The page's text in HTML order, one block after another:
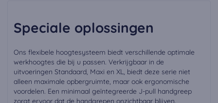
Speciale oplossingen
Ons flexibele hoogtesysteem biedt verschillende optimale
werkhoogtes die bij u passen. Verkrijgbaar in de
uitvoeringen Standaard, Maxi en XL, biedt deze serie niet
alleen maximale opbergruimte, maar ook ergonomische
voordelen. Een minimaal geïntegreerde J-pull handgreep
zorgt ervoor dat de handgrepen onzichtbaar blijven.